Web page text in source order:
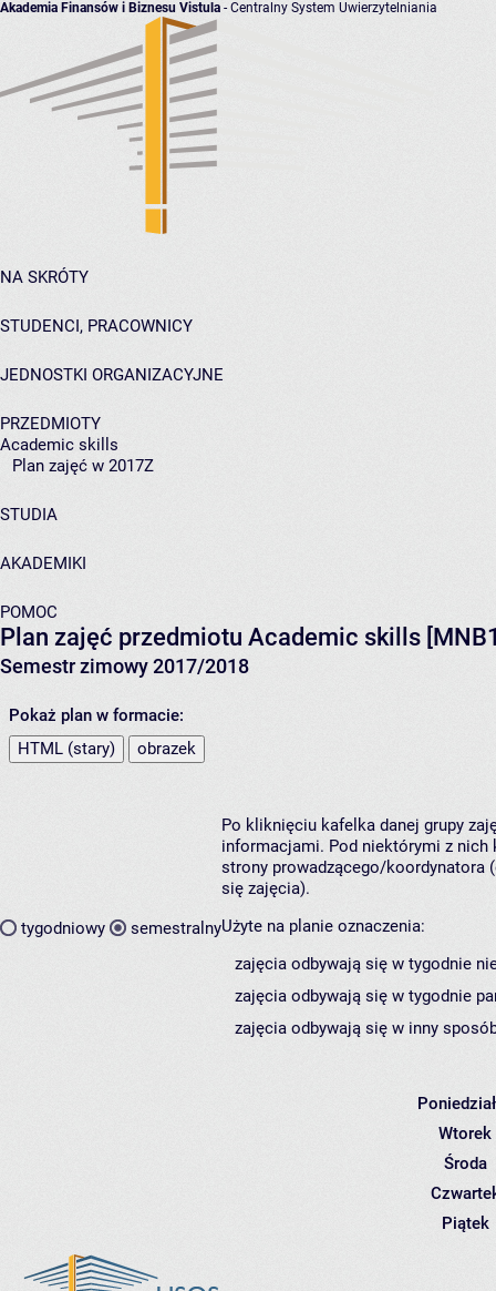
Akademia Finansów i Biznesu Vistula - Centralny System Uwierzytelniania
NA SKRÓTY
STUDENCI, PRACOWNICY
JEDNOSTKI ORGANIZACYJNE
PRZEDMIOTY
Academic skills
Plan zajęć w 2017Z
STUDIA
AKADEMIKI
POMOC
Plan zajęć przedmiotu Academic skills
Semestr zimowy 2017/2018
Pokaż plan w formacie:
HTML (stary)
obrazek
tygodniowy semestralny
Po kliknięciu kafelka danej grupy
informacjami. Pod niektórymi z nich
strony prowadzącego/koordynatora
się zajęcia).
Użyte na planie oznaczenia:
zajęcia odbywają się w tygodnie
zajęcia odbywają się w tygodnie
zajęcia odbywają się w inny
Wtorek
Środa
Piątek